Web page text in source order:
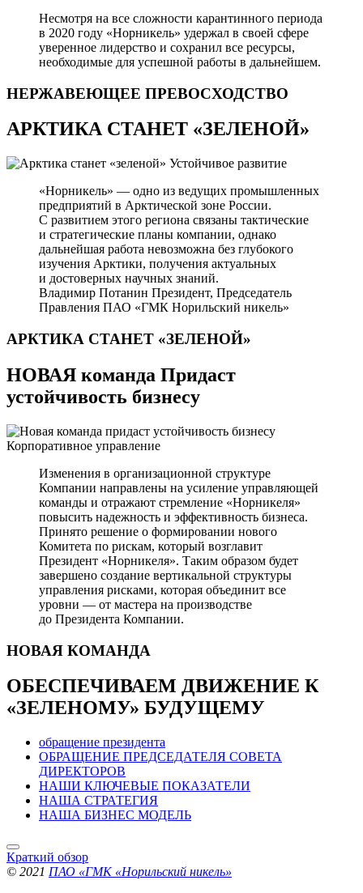
Несмотря на все сложности карантинного периода
в 2020 году «Норникель» удержал в своей сфере
уверенное лидерство и сохранил все ресурсы,
необходимые для успешной работы в дальнейшем.
НЕРЖАВЕЮЩЕЕ ПРЕВОСХОДСТВО
АРКТИКА СТАНЕТ «ЗЕЛЕНОЙ»
Устойчивое развитие
«Норникель» — одно из ведущих промышленных
предприятий в Арктической зоне России.
С развитием этого региона связаны тактические
и стратегические планы компании, однако
дальнейшая работа невозможна без глубокого
изучения Арктики, получения актуальных
и достоверных научных знаний.
Владимир Потанин Президент, Председатель
Правления ПАО «ГМК Норильский никель»
АРКТИКА СТАНЕТ «ЗЕЛЕНОЙ»
НОВАЯ команда Придаст
устойчивость бизнесу
Корпоративное управление
Изменения в организационной структуре
Компании направлены на усиление управляющей
команды и отражают стремление «Норникеля»
повысить надежность и эффективность бизнеса.
Принято решение о формировании нового
Комитета по рискам, который возглавит
Президент «Норникеля». Таким образом будет
завершено создание вертикальной структуры
управления рисками, которая объединит все
уровни — от мастера на производстве
до Президента Компании.
НОВАЯ КОМАНДА
ОБЕСПЕЧИВАЕМ ДВИЖЕНИЕ К
«ЗЕЛЕНОМУ» БУДУЩЕМУ
обращение президента
ОБРАЩЕНИЕ ПРЕДСЕДАТЕЛЯ СОВЕТА
ДИРЕКТОРОВ
НАШИ КЛЮЧЕВЫЕ ПОКАЗАТЕЛИ
НАША СТРАТЕГИЯ
НАША БИЗНЕС МОДЕЛЬ
Краткий обзор
© 2021 ПАО «ГМК «Норильский никель»